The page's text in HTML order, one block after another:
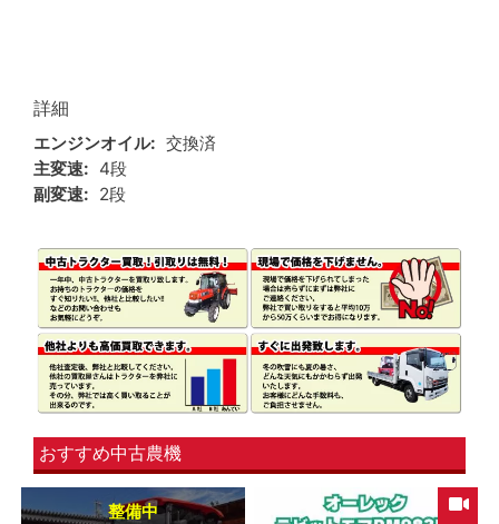
詳細
エンジンオイル
交換済
主変速
4段
副変速
2段
おすすめ中古農機
整備中